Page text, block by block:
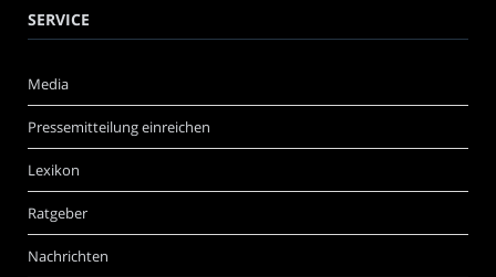
SERVICE
Media
Pressemitteilung einreichen
Lexikon
Ratgeber
Nachrichten